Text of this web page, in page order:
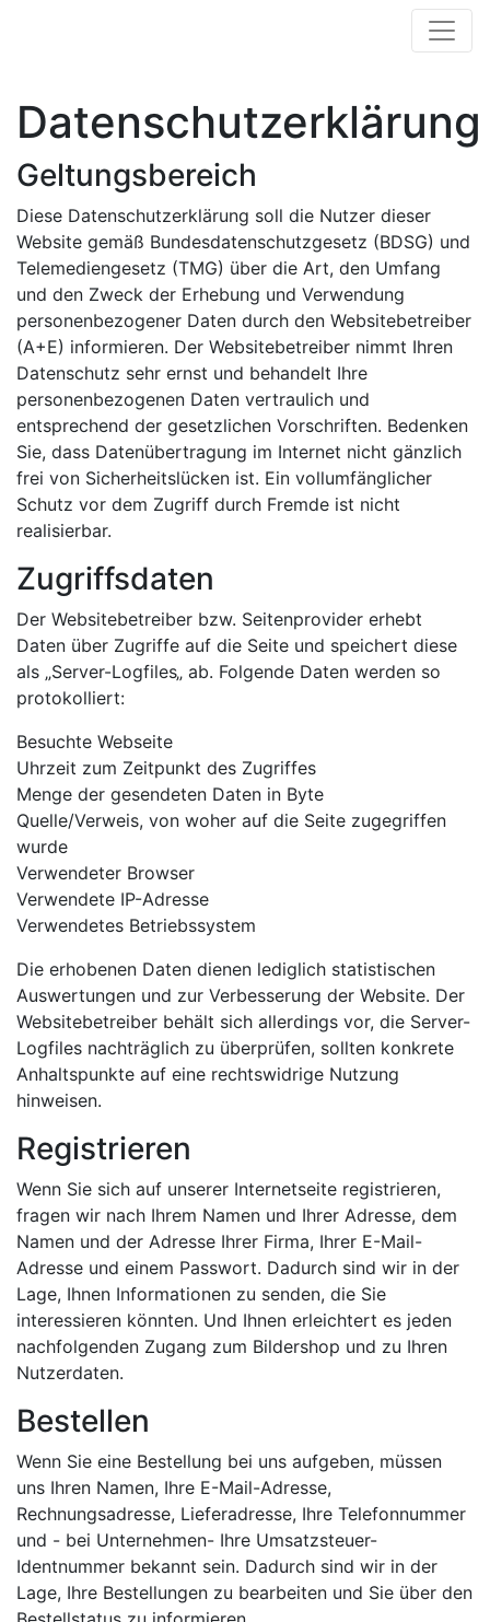
Datenschutzerklärung
Geltungsbereich
Diese Datenschutzerklärung soll die Nutzer dieser
Website gemäß Bundesdatenschutzgesetz (BDSG) und
Telemediengesetz (TMG) über die Art, den Umfang
und den Zweck der Erhebung und Verwendung
personenbezogener Daten durch den Websitebetreiber
(A+E) informieren. Der Websitebetreiber nimmt Ihren
Datenschutz sehr ernst und behandelt Ihre
personenbezogenen Daten vertraulich und
entsprechend der gesetzlichen Vorschriften. Bedenken
Sie, dass Datenübertragung im Internet nicht gänzlich
frei von Sicherheitslücken ist. Ein vollumfänglicher
Schutz vor dem Zugriff durch Fremde ist nicht
realisierbar.
Zugriffsdaten
Der Websitebetreiber bzw. Seitenprovider erhebt
Daten über Zugriffe auf die Seite und speichert diese
als „Server-Logfiles„ ab. Folgende Daten werden so
protokolliert:
Besuchte Webseite
Uhrzeit zum Zeitpunkt des Zugriffes
Menge der gesendeten Daten in Byte
Quelle/Verweis, von woher auf die Seite zugegriffen
wurde
Verwendeter Browser
Verwendete IP-Adresse
Verwendetes Betriebssystem
Die erhobenen Daten dienen lediglich statistischen
Auswertungen und zur Verbesserung der Website. Der
Websitebetreiber behält sich allerdings vor, die Server-
Logfiles nachträglich zu überprüfen, sollten konkrete
Anhaltspunkte auf eine rechtswidrige Nutzung
hinweisen.
Registrieren
Wenn Sie sich auf unserer Internetseite registrieren,
fragen wir nach Ihrem Namen und Ihrer Adresse, dem
Namen und der Adresse Ihrer Firma, Ihrer E-Mail-
Adresse und einem Passwort. Dadurch sind wir in der
Lage, Ihnen Informationen zu senden, die Sie
interessieren könnten. Und Ihnen erleichtert es jeden
nachfolgenden Zugang zum Bildershop und zu Ihren
Nutzerdaten.
Bestellen
Wenn Sie eine Bestellung bei uns aufgeben, müssen
uns Ihren Namen, Ihre E-Mail-Adresse,
Rechnungsadresse, Lieferadresse, Ihre Telefonnummer
und - bei Unternehmen- Ihre Umsatzsteuer-
Identnummer bekannt sein. Dadurch sind wir in der
Lage, Ihre Bestellungen zu bearbeiten und Sie über den